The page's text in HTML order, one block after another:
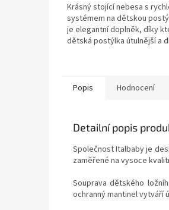
Krásný stojící nebesa s
systémem na dětskou
je elegantní doplněk, díky
dětská postýlka útulnější a
Popis Hodnocení
Detailní popis
Společnost Italbaby je
zaměřené na vysoce
Souprava dětského
ochranný mantinel vytváří